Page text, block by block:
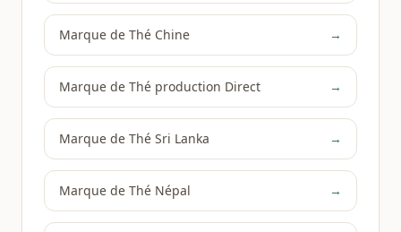
Marque de Thé Chine →
Marque de Thé production Direct →
Marque de Thé Sri Lanka →
Marque de Thé Népal →